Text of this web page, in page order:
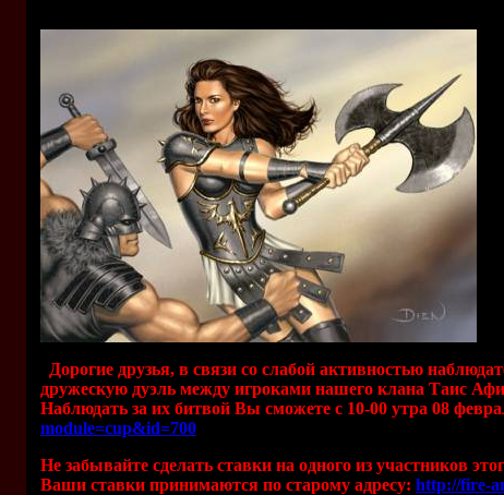
Дорогие друзья, в связи со слабой активностью
дружескую дуэль между игроками нашего клана Таис
Наблюдать за их битвой Вы сможете с 10-00 утра 08
module=cup&id=700
Не забывайте сделать ставки на одного из участников
Ваши ставки принимаются по старому адресу: http://fire-